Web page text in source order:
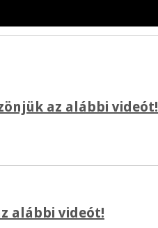
az alábbi videót!
alábbi videót!